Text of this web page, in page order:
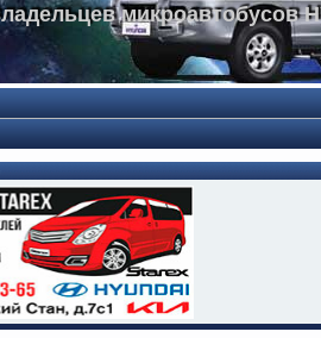
микроавтобусов